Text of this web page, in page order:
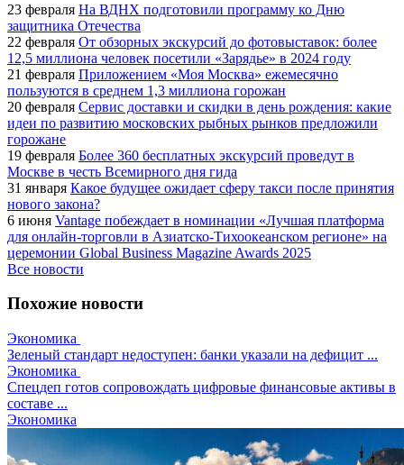
23 февраля На ВДНХ подготовили программу ко Дню
защитника Отечества
22 февраля От обзорных экскурсий до фотовыставок: более
12,5 миллиона человек посетили «Зарядье» в 2024 году
21 февраля Приложением «Моя Москва» ежемесячно
пользуются в среднем 1,3 миллиона горожан
20 февраля Сервис доставки и скидки в день рождения: какие
идеи по развитию московских рыбных рынков предложили
горожане
19 февраля Более 360 бесплатных экскурсий проведут в
Москве в честь Всемирного дня гида
31 января Какое будущее ожидает сферу такси после принятия
нового закона?
6 июня Vantage побеждает в номинации «Лучшая платформа
для онлайн-торговли в Азиатско-Тихоокеанском регионе» на
церемонии Global Business Magazine Awards 2025
Все новости
Похожие новости
Экономика
Зеленый стандарт недоступен: банки указали на дефицит ...
Экономика
Спецдеп готов сопровождать цифровые финансовые активы в
составе ...
Экономика